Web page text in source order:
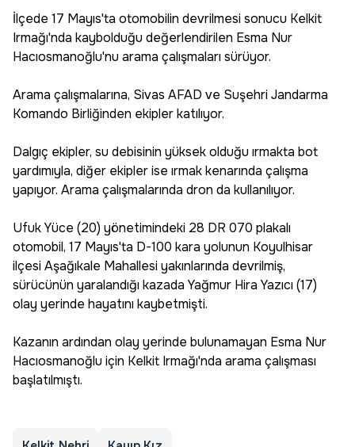
İlçede 17 Mayıs'ta otomobilin devrilmesi sonucu Kelkit
Irmağı'nda kaybolduğu değerlendirilen Esma Nur
Hacıosmanoğlu'nu arama çalışmaları sürüyor.
Arama çalışmalarına, Sivas AFAD ve Suşehri Jandarma
Komando Birliğinden ekipler katılıyor.
Dalgıç ekipler, su debisinin yüksek olduğu ırmakta bot
yardımıyla, diğer ekipler ise ırmak kenarında çalışma
yapıyor. Arama çalışmalarında dron da kullanılıyor.
Ufuk Yüce (20) yönetimindeki 28 DR 070 plakalı
otomobil, 17 Mayıs'ta D-100 kara yolunun Koyulhisar
ilçesi Aşağıkale Mahallesi yakınlarında devrilmiş,
sürücünün yaralandığı kazada Yağmur Hira Yazıcı (17)
olay yerinde hayatını kaybetmişti.
Kazanın ardından olay yerinde bulunamayan Esma Nur
Hacıosmanoğlu için Kelkit Irmağı'nda arama çalışması
başlatılmıştı.